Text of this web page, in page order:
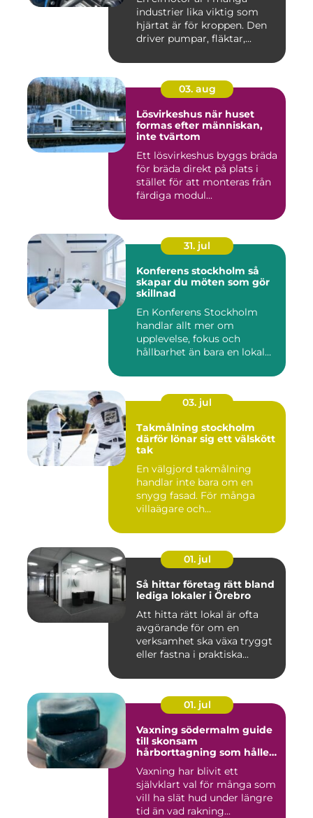
industrier lika viktig som
hjärtat är för kroppen. Den
driver pumpar, fläktar,...
03. aug
Lösvirkeshus när huset
formas efter människan,
inte tvärtom
Ett lösvirkeshus byggs bräda
för bräda direkt på plats i
stället för att monteras från
färdiga modul...
31. jul
Konferens stockholm så
skapar du möten som gör
skillnad
En Konferens Stockholm
handlar allt mer om
upplevelse, fokus och
hållbarhet än bara en lokal
03. jul
Takmålning stockholm
därför lönar sig ett välskött
tak
En välgjord takmålning
handlar inte bara om en
snygg fasad. För många
villaägare och
01. jul
Så hittar företag rätt bland
lediga lokaler i Örebro
Att hitta rätt lokal är ofta
avgörande för om en
verksamhet ska växa tryggt
eller fastna i praktiska...
01. jul
Vaxning södermalm guide
till skonsam
hårborttagning som håller
Vaxning har blivit ett
självklart val för många som
vill ha slät hud under längre
tid än vad rakning...